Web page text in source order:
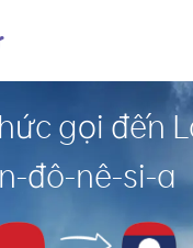
gọi đến
đô-nê-si-a